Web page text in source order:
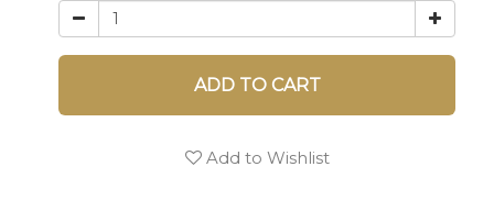
ADD TO CART
Add to Wishlist